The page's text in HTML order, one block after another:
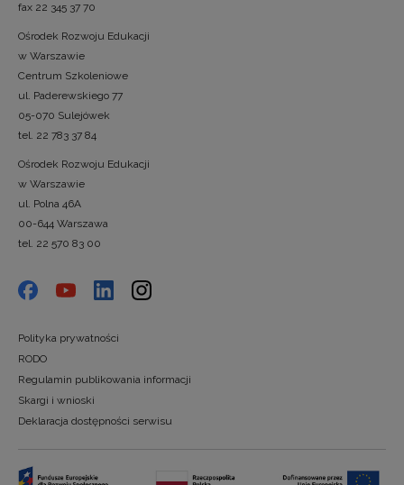
fax 22 345 37 70
Ośrodek Rozwoju Edukacji
w Warszawie
Centrum Szkoleniowe
ul. Paderewskiego 77
05-070 Sulejówek
tel. 22 783 37 84
Ośrodek Rozwoju Edukacji
w Warszawie
ul. Polna 46A
00-644 Warszawa
tel. 22 570 83 00
Polityka prywatności
RODO
Regulamin publikowania informacji
Skargi i wnioski
Deklaracja dostępności serwisu